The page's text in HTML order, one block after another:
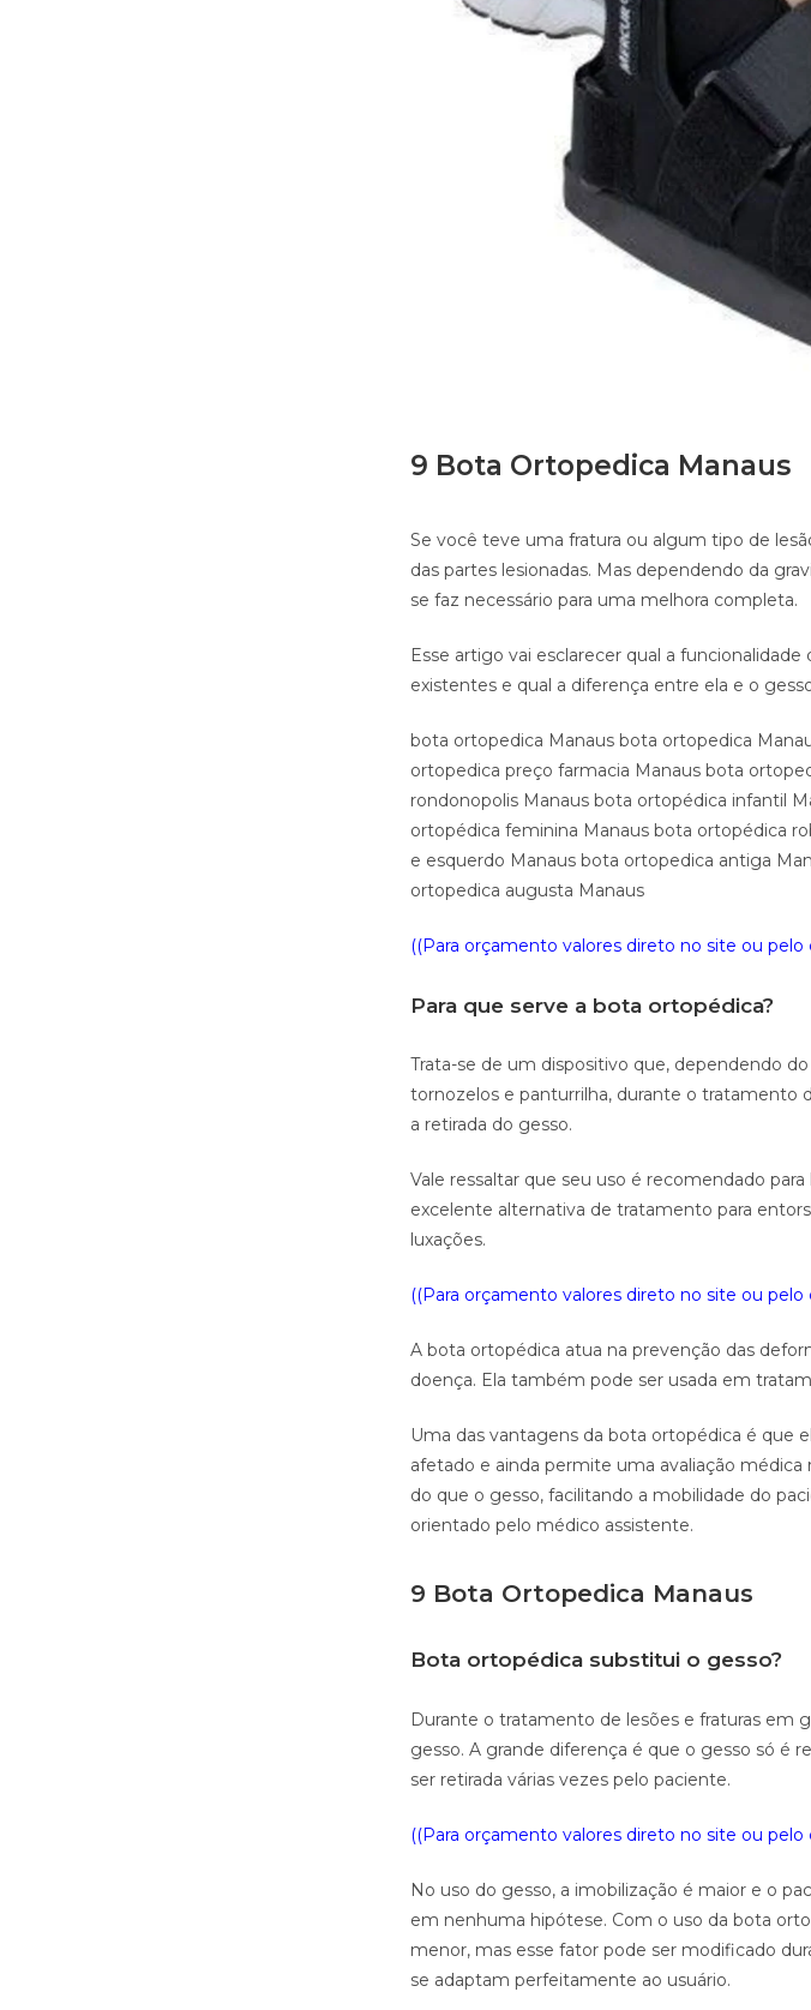
9 Bota Ortopedica Manaus
Se você teve uma fratura ou algum tipo de
das partes lesionadas. Mas dependendo da
se faz necessário para uma melhora completa.
Esse artigo vai esclarecer qual a funcionalidade
existentes e qual a diferença entre ela e o
bota ortopedica Manaus bota ortopedica
ortopedica preço farmacia Manaus bota
rondonopolis Manaus bota ortopédica infantil
ortopédica feminina Manaus bota ortopédica
e esquerdo Manaus bota ortopedica antiga
ortopedica augusta Manaus
((Para orçamento valores direto no site ou
Para que serve a bota ortopédica?
Trata-se de um dispositivo que, dependendo
tornozelos e panturrilha, durante o tratamento
a retirada do gesso.
Vale ressaltar que seu uso é recomendado
excelente alternativa de tratamento para
luxações.
((Para orçamento valores direto no site ou
A bota ortopédica atua na prevenção das
doença. Ela também pode ser usada em
Uma das vantagens da bota ortopédica é que
afetado e ainda permite uma avaliação
do que o gesso, facilitando a mobilidade do
orientado pelo médico assistente.
9 Bota Ortopedica Manaus
Bota ortopédica substitui o gesso?
Durante o tratamento de lesões e fraturas em
gesso. A grande diferença é que o gesso só é
ser retirada várias vezes pelo paciente.
((Para orçamento valores direto no site ou
No uso do gesso, a imobilização é maior e o
em nenhuma hipótese. Com o uso da bota
menor, mas esse fator pode ser modificado
se adaptam perfeitamente ao usuário.